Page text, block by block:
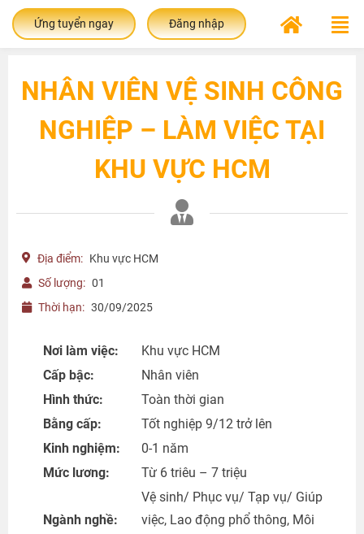
Ứng tuyển ngay Đăng nhập
NHÂN VIÊN VỆ SINH CÔNG
NGHIỆP – LÀM VIỆC TẠI
KHU VỰC HCM
Địa điểm: Khu vực HCM
Số lượng: 01
Thời hạn: 30/09/2025
Nơi làm việc:
Khu vực HCM
Cấp bậc:
Nhân viên
Hình thức:
Toàn thời gian
Bằng cấp:
Tốt nghiệp 9/12 trở lên
Kinh nghiệm:
0-1 năm
Mức lương:
Từ 6 triêu – 7 triệu
Ngành nghề:
Vệ sinh/ Phục vụ/ Tạp vụ/ Giúp
việc, Lao động phổ thông, Môi